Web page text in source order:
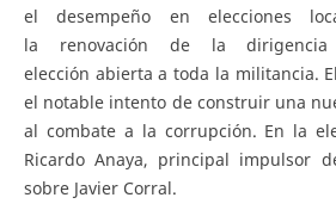
el desempeño en elecciones
la renovación de la
elección abierta a toda la militancia.
el notable intento de construir una
al combate a la corrupción. En la
Ricardo Anaya, principal impulsor
sobre Javier Corral.